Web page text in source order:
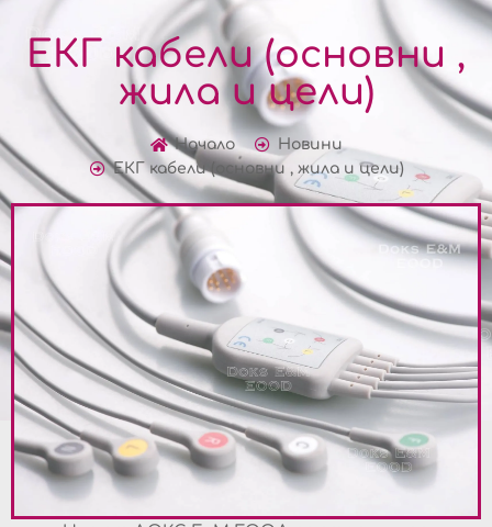
ЕКГ кабели (основни ,
жила и цели)
Начало
Новини
ЕКГ кабели (основни , жила и цели)